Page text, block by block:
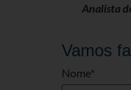
Analista
Vamos
Nome*